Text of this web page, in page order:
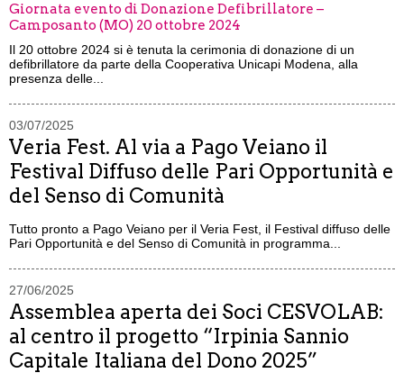
Giornata evento di Donazione Defibrillatore –
Camposanto (MO) 20 ottobre 2024
Il 20 ottobre 2024 si è tenuta la cerimonia di donazione di un
defibrillatore da parte della Cooperativa Unicapi Modena, alla
presenza delle...
03/07/2025
Veria Fest. Al via a Pago Veiano il
Festival Diffuso delle Pari Opportunità e
del Senso di Comunità
Tutto pronto a Pago Veiano per il Veria Fest, il Festival diffuso delle
Pari Opportunità e del Senso di Comunità in programma...
27/06/2025
Assemblea aperta dei Soci CESVOLAB:
al centro il progetto “Irpinia Sannio
Capitale Italiana del Dono 2025”